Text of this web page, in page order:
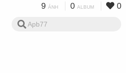
9 ẢNH 0 ALBUM 0